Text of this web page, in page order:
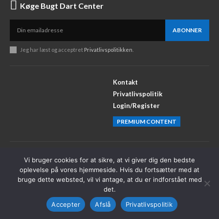
Køge Bugt Dart Center
ABONNER
Jeg har læst og acceptret Privatlivspolitikken
Kontakt
Privatlivspolitik
Login/Register
PREMIUM CONTENT
Facebook Instagram
© Køge Bugt Dart Center 2023-2025
Vi bruger cookies for at sikre, at vi giver dig den bedste
oplevelse på vores hjemmeside. Hvis du fortsætter med at
bruge dette websted, vil vi antage, at du er indforstået med
det.
Accepter
Afslå Privatlivspolitik